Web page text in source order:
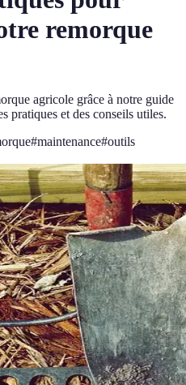
remorque
agricole grâce à notre guide
pratiques et des conseils utiles.
#maintenance#outils